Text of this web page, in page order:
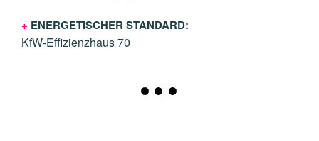
+ ENERGETISCHER STANDARD:
KfW-Effizienzhaus 70